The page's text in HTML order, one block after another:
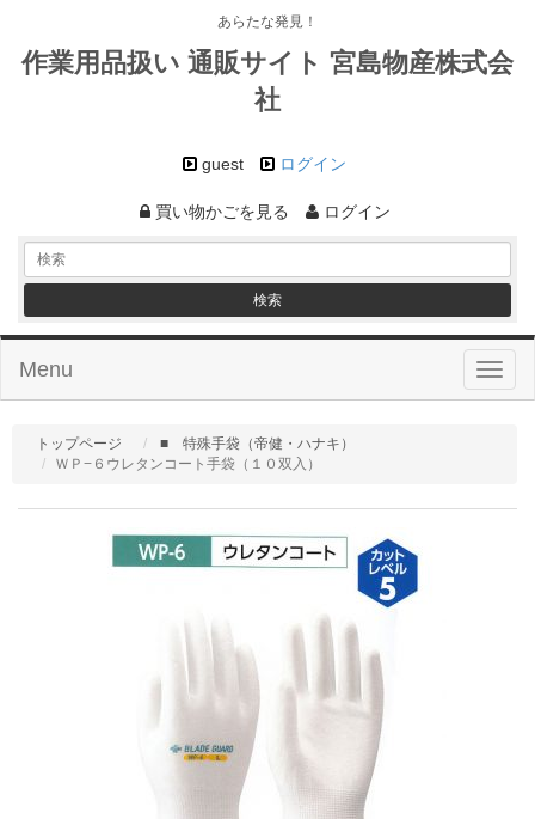
あらたな発見！
作業用品扱い 通販サイト 宮島物産株式会
社
guest ログイン
買い物かごを見る ログイン
Menu
トップページ
■ 特殊手袋（帝健・ハナキ）
ＷＰ−６ウレタンコート手袋（１０双入）